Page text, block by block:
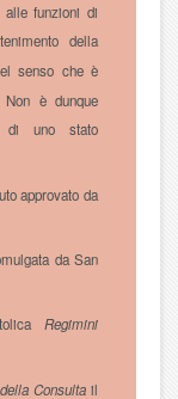
alle funzioni di
della
senso che è
è dunque
di uno stato
approvato da
da San
Regimini
Consultail